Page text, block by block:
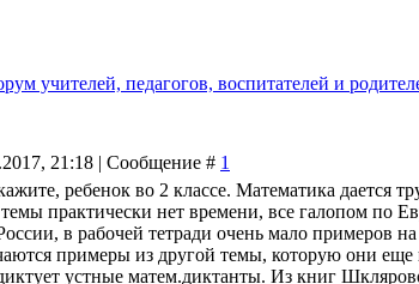
учителей, педагогов, воспитателей и
21:18 | Сообщение # 1
ребенок во 2 классе. Математика дается
темы практически нет времени, все галопом по
в рабочей тетради очень мало примеров на
примеры из другой темы, которую они
устные матем.диктанты. Из книг